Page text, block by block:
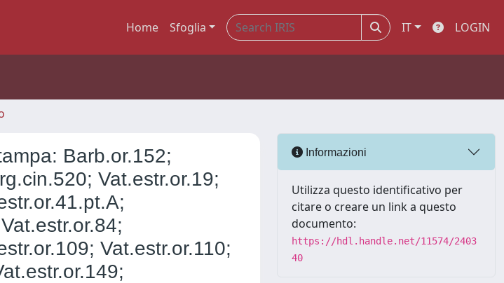
Home Sfoglia IT LOGIN
Barb.or.152;
Vat.estr.or.19;
Vat.estr.or.110;
Informazioni
Utilizza questo identificativo per
citare o creare un link a questo
documento:
https://hdl.handle.net/11574/2403
40